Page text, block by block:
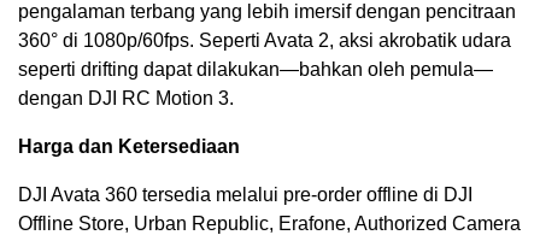
pengalaman terbang yang lebih imersif dengan pencitraan
360° di 1080p/60fps. Seperti Avata 2, aksi akrobatik udara
seperti drifting dapat dilakukan—bahkan oleh pemula—
dengan DJI RC Motion 3.
Harga dan Ketersediaan
DJI Avata 360 tersedia melalui pre-order offline di DJI
Offline Store, Urban Republic, Erafone, Authorized Camera